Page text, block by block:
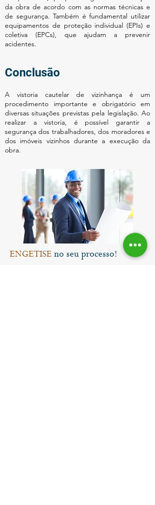
da obra de acordo com as normas técnicas e
de segurança. Também é fundamental utilizar
equipamentos de proteção individual (EPIs) e
coletiva (EPCs), que ajudam a prevenir
acidentes.
Conclusão
A vistoria cautelar de vizinhança é um
procedimento importante e obrigatório em
diversas situações previstas pela legislação. Ao
realizar a vistoria, é possível garantir a
segurança dos trabalhadores, dos moradores e
dos imóveis vizinhos durante a execução da
obra.
ENGETISE no seu processo!